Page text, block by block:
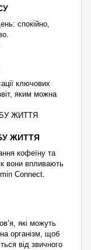
спокійно,
ключових
яким можна
ЖИТТЯ
кофеїну та
вони впливають
Connect.
які можуть
організм, щоб
від звичного